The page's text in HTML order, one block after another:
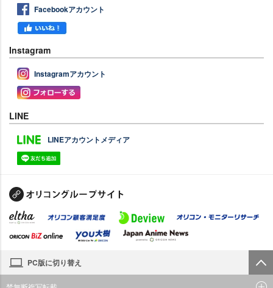
Facebookアカウント
Instagram
Instagramアカウント
LINE
LINEアカウントメディア
PC版に切り替え